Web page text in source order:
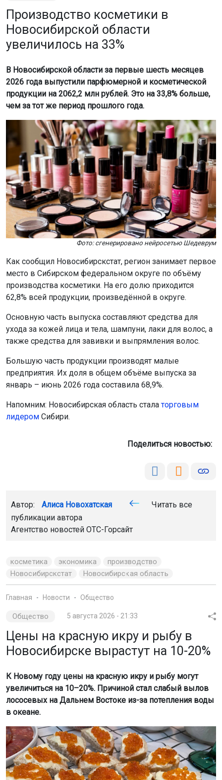
Производство косметики в
Новосибирской области
увеличилось на 33%
В Новосибирской области за первые шесть месяцев
2026 года выпустили парфюмерной и косметической
продукции на 2062,2 млн рублей. Это на 33,8% больше,
чем за тот же период прошлого года.
Фото: сгенерировано нейросетью Шедеврум
Как сообщил Новосибирскстат, регион занимает первое
место в Сибирском федеральном округе по объёму
производства косметики. На его долю приходится
62,8% всей продукции, произведённой в округе.
Основную часть выпуска составляют средства для
ухода за кожей лица и тела, шампуни, лаки для волос, а
также средства для завивки и выпрямления волос.
Большую часть продукции производят малые
предприятия. Их доля в общем объёме выпуска за
январь – июнь 2026 года составила 68,9%.
Напомним: Новосибирская область сталаторговым
лидером Сибири.
Поделиться новостью:
Автор: Алиса Новохатская
Читать все
публикации автора
Агентство новостей ОТС-Горсайт
косметика экономика
производство
Новосибирскстат
Новосибирская область
Главная Новости Общество
Общество 5 августа 2026 - 21:33
Цены на красную икру и рыбу в
Новосибирске вырастут на 10-20%
К Новому году цены на красную икру и рыбу могут
увеличиться на 10–20%. Причиной стал слабый вылов
лососевых на Дальнем Востоке из-за потепления воды
в океане.